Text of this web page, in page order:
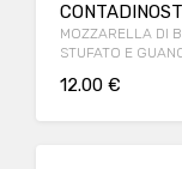
MOZZARELLA DI
STUFATO E
12.00 €